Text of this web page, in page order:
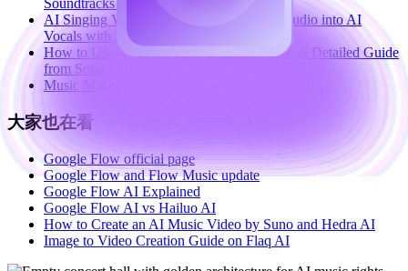
Soundtracks with MusicMaker AI
AI Singing Voice Generator Guide: Turn Audio into AI
Vocals with MusicMaker AI
How to Use the AI Music Video Generator: A Detailed Guide
from Song to Video
Music Maker AI Song Generator Guide
大家也在看
Google Flow official page
Google Flow and Flow Music update
Google Flow AI Explained
Google Flow AI vs Hailuo AI
How to Create an AI Music Video by Suno and Hedra AI
Image to Video Creation Guide on Flaq AI